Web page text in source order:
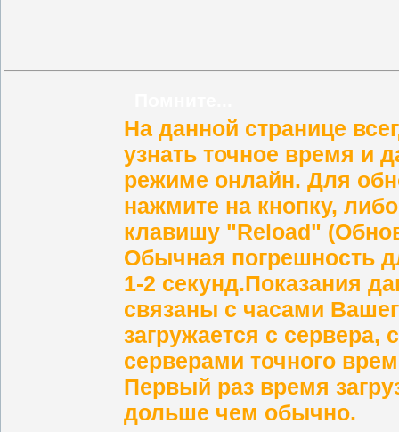
На данной странице
узнать точное время и
режиме онлайн. Для
нажмите на кнопку,
клавишу "Reload"
Обычная погрешность
1-2 секунд.Показания
связаны с часами
загружается с сервера,
серверами точного
Первый раз время
дольше чем обычно.